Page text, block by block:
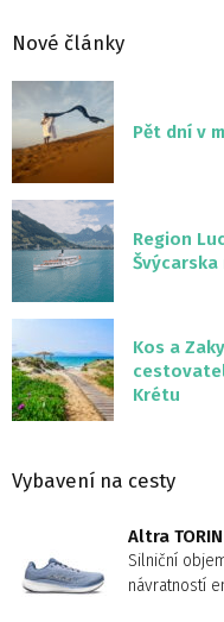
Nové články
Pět dní v
Region
Kos a
Krétu
Vybavení na cesty
Altra
Silniční
návratností